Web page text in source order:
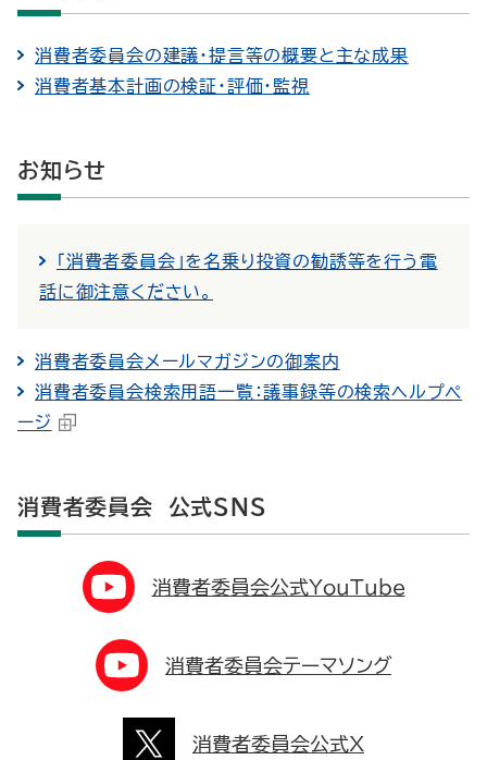
消費者委員会の建議・提言等の概要と主な成果
消費者基本計画の検証・評価・監視
お知らせ
「消費者委員会」を名乗り投資の勧誘等を行う電
話に御注意ください。
消費者委員会メールマガジンの御案内
消費者委員会検索用語一覧：議事録等の検索ヘルプペ
ージ
消費者委員会 公式SNS
消費者委員会公式YouTube
消費者委員会テーマソング
消費者委員会公式X